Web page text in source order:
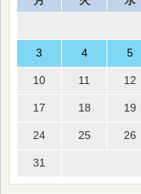
3 4 5
10 11 12
17 18 19
24 25 26
31